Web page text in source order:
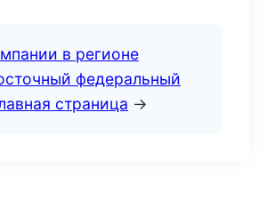
в регионе
федеральный
страница →